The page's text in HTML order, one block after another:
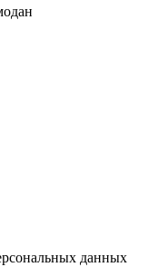
данных